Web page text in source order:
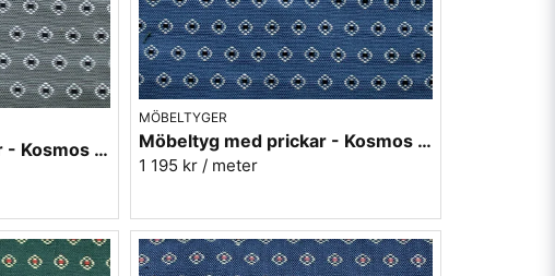
Möbeltyg med prickar - Kosmos nr.90 grå
MÖBELTYGER
Möbeltyg med prickar - Kosmos nr.50 blå
1 195 kr / meter